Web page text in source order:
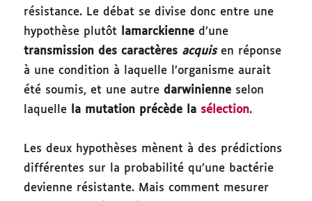
résistance. Le débat se divise donc entre une
hypothèse plutôt
lamarckienne d’une
transmission des caractères acquis en réponse
à une condition à laquelle l’organisme aurait
été soumis, et une autredarwinienne selon
laquelle
la mutation précède la sélection.
Les deux hypothèses mènent à des prédictions
différentes sur la probabilité qu’une bactérie
devienne résistante. Mais comment mesurer